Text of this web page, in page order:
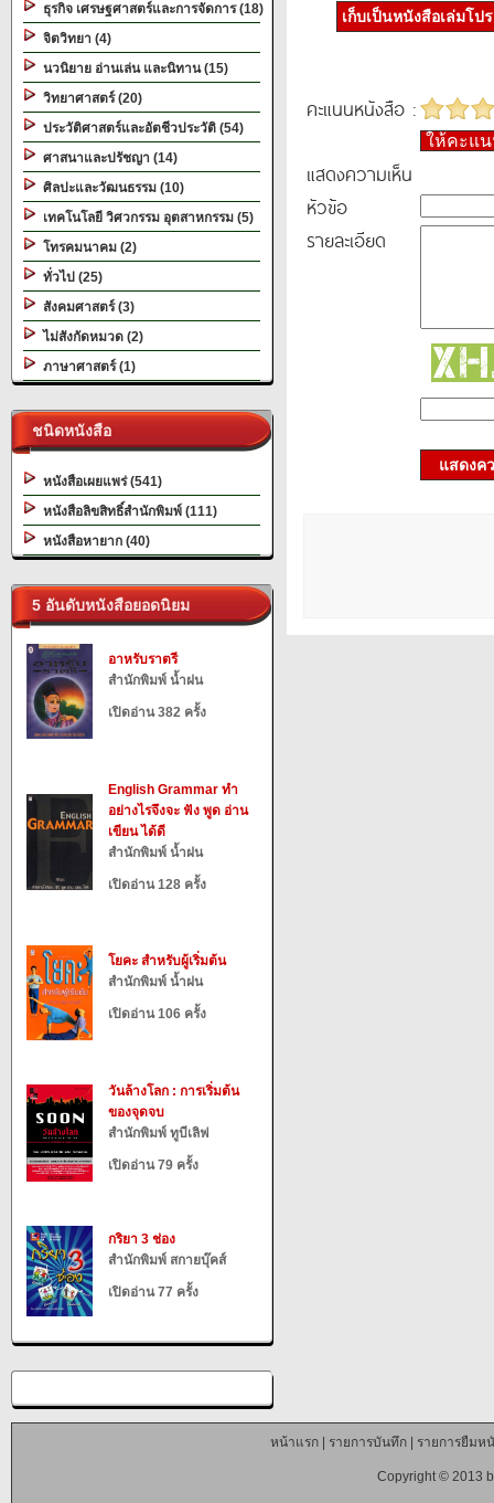
ธุรกิจ เศรษฐศาสตร์และการจัดการ (18)
จิตวิทยา (4)
นวนิยาย อ่านเล่น และนิทาน (15)
วิทยาศาสตร์ (20)
ประวัติศาสตร์และอัตชีวประวัติ (54)
ศาสนาและปรัชญา (14)
ศิลปะและวัฒนธรรม (10)
เทคโนโลยี วิศวกรรม อุตสาหกรรม (5)
โทรคมนาคม (2)
ทั่วไป (25)
สังคมศาสตร์ (3)
ไม่สังกัดหมวด (2)
ภาษาศาสตร์ (1)
ชนิดหนังสือ
หนังสือเผยแพร่ (541)
หนังสือลิขสิทธิ์สำนักพิมพ์ (111)
หนังสือหายาก (40)
5 อันดับหนังสือยอดนิยม
อาหรับราตรี
สำนักพิมพ์ น้ำฝน
เปิดอ่าน 382 ครั้ง
English Grammar ทำ
อย่างไรจึงจะ ฟัง พูด อ่าน
เขียน ได้ดี
สำนักพิมพ์ น้ำฝน
เปิดอ่าน 128 ครั้ง
โยคะ สำหรับผู้เริ่มต้น
สำนักพิมพ์ น้ำฝน
เปิดอ่าน 106 ครั้ง
วันล้างโลก : การเริ่มต้น
ของจุดจบ
สำนักพิมพ์ ทูบีเลิฟ
เปิดอ่าน 79 ครั้ง
กริยา 3 ช่อง
สำนักพิมพ์ สกายบุ๊คส์
เปิดอ่าน 77 ครั้ง
เก็บเป็นหนังสือเล่มโป
คะแนนหนังสือ :
ให้คะแ
แสดงความเห็น
หัวข้อ
รายละเอียด
แสดงค
หน้าแรก| รายการบันทึก| รายการยืมห
Copyright © 2013